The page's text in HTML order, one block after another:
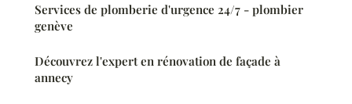
Services de plomberie d'urgence 24/7 - plombier
genève
Découvrez l'expert en rénovation de façade à
annecy